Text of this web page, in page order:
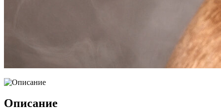
Описание